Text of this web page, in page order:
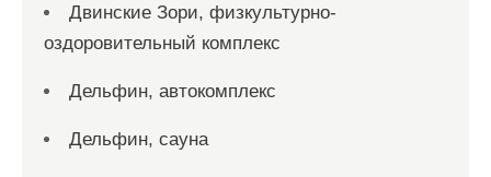
Двинские Зори, физкультурно-
оздоровительный комплекс
Дельфин, автокомплекс
Дельфин, сауна